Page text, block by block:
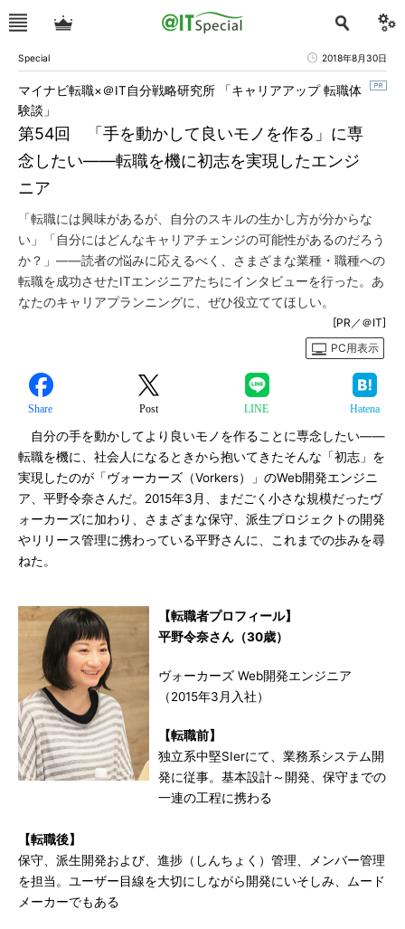
Special 2018年8月30日
第54回 「手を動かして良いモノを作る」に専
念したい――転職を機に初志を実現したエンジ
ニア
マイナビ転職×＠IT自分戦略研究所 「キャリアアップ 転職体
験談」
「転職には興味があるが、自分のスキルの生かし方が分からな
い」「自分にはどんなキャリアチェンジの可能性があるのだろう
か？」――読者の悩みに応えるべく、さまざまな業種・職種への
転職を成功させたITエンジニアたちにインタビューを行った。あ
なたのキャリアプランニングに、ぜひ役立ててほしい。
[PR／＠IT]
PC用表示
Share Post LINE Hatena
自分の手を動かしてより良いモノを作ることに専念したい――
転職を機に、社会人になるときから抱いてきたそんな「初志」を
実現したのが「ヴォーカーズ（Vorkers）」のWeb開発エンジニ
ア、平野令奈さんだ。2015年3月、まだごく小さな規模だったヴ
ォーカーズに加わり、さまざまな保守、派生プロジェクトの開発
やリリース管理に携わっている平野さんに、これまでの歩みを尋
ねた。
【転職者プロフィール】
平野令奈さん（30歳）
ヴォーカーズ Web開発エンジニア
（2015年3月入社）
【転職前】
独立系中堅SIerにて、業務系システム開
発に従事。基本設計～開発、保守までの
一連の工程に携わる
【転職後】
保守、派生開発および、進捗（しんちょく）管理、メンバー管理
を担当。ユーザー目線を大切にしながら開発にいそしみ、ムード
メーカーでもある